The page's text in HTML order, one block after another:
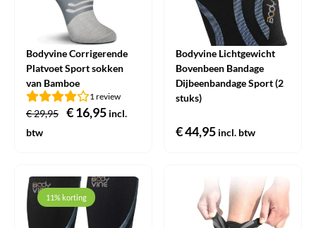
Bodyvine Corrigerende
Platvoet Sport sokken
van Bamboe
1 review
€29,95
Oorspronkelijke
€16,95Huidige
incl.
btw
Bodyvine Lichtgewicht
Bovenbeen Bandage
Dijbeenbandage Sport (2
stuks)
€44,95 incl. btw
11% korting